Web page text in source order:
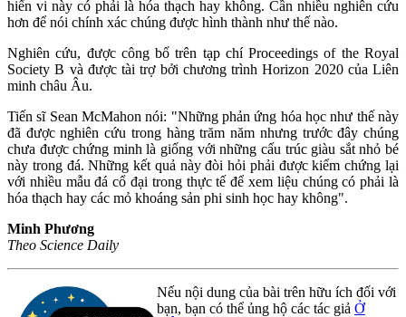
hiển vi này có phải là hóa thạch hay không. Cần nhiều nghiên cứu
hơn để nói chính xác chúng được hình thành như thế nào.
Nghiên cứu, được công bố trên tạp chí Proceedings of the Royal
Society B và được tài trợ bởi chương trình Horizon 2020 của Liên
minh châu Âu.
Tiến sĩ Sean McMahon nói: "Những phản ứng hóa học như thế này
đã được nghiên cứu trong hàng trăm năm nhưng trước đây chúng
chưa được chứng minh là giống với những cấu trúc giàu sắt nhỏ bé
này trong đá. Những kết quả này đòi hỏi phải được kiểm chứng lại
với nhiều mẫu đá cổ đại trong thực tế để xem liệu chúng có phải là
hóa thạch hay các mỏ khoáng sản phi sinh học hay không".
Minh Phương
Theo Science Daily
Nếu nội dung của bài trên hữu ích đối với
bạn, bạn có thể ủng hộ các tác giả Ở